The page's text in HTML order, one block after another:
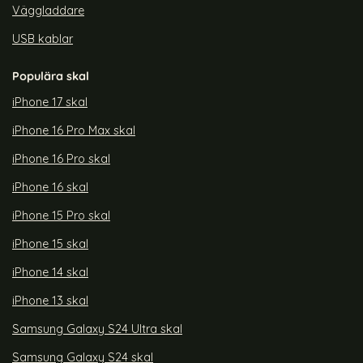
Väggladdare
USB kablar
Populära skal
iPhone 17 skal
iPhone 16 Pro Max skal
iPhone 16 Pro skal
iPhone 16 skal
iPhone 15 Pro skal
iPhone 15 skal
iPhone 14 skal
iPhone 13 skal
Samsung Galaxy S24 Ultra skal
Samsung Galaxy S24 skal